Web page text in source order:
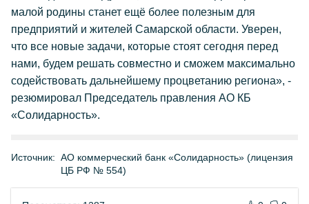
малой родины станет ещё более полезным для
предприятий и жителей Самарской области. Уверен,
что все новые задачи, которые стоят сегодня перед
нами, будем решать совместно и сможем максимально
содействовать дальнейшему процветанию региона», -
резюмировал Председатель правления АО КБ
«Солидарность».
Источник: АО коммерческий банк «Солидарность» (лицензия
ЦБ РФ № 554)